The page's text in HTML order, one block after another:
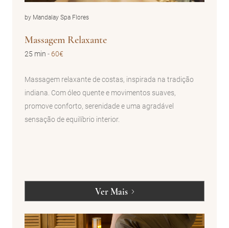
by Mandalay Spa Flores
Massagem Relaxante
25 min - 60€
Massagem relaxante de costas, inspirada na tradição
indiana. Com óleo quente e movimentos suaves,
promove conforto, serenidade e uma agradável
sensação de equilíbrio interior.
Ver Mais